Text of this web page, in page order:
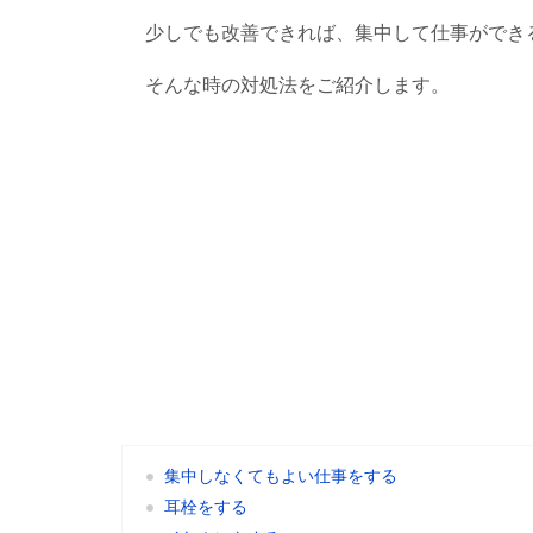
少しでも改善できれば、集中して仕事ができ
そんな時の対処法をご紹介します。
集中しなくてもよい仕事をする
耳栓をする